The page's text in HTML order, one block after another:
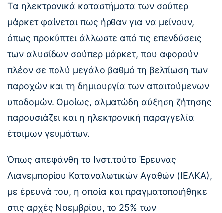
Τα ηλεκτρονικά καταστήματα των σούπερ
μάρκετ φαίνεται πως ήρθαν για να μείνουν,
όπως προκύπτει άλλωστε από τις επενδύσεις
των αλυσίδων σούπερ μάρκετ, που αφορούν
πλέον σε πολύ μεγάλο βαθμό τη βελτίωση των
παροχών και τη δημιουργία των απαιτούμενων
υποδομών. Ομοίως, αλματώδη αύξηση ζήτησης
παρουσιάζει και η ηλεκτρονική παραγγελία
έτοιμων γευμάτων.
Όπως απεφάνθη το Ινστιτούτο Έρευνας
Λιανεμπορίου Καταναλωτικών Αγαθών (ΙΕΛΚΑ),
με έρευνά του, η οποία και πραγματοποιήθηκε
στις αρχές Νοεμβρίου, το 25% των